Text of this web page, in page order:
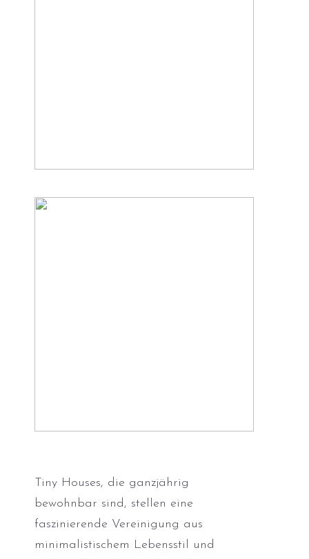
Tiny Houses, die ganzjährig
bewohnbar sind, stellen eine
faszinierende Vereinigung aus
minimalistischem Lebensstil und